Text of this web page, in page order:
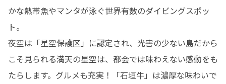
かな熱帯魚やマンタが泳ぐ世界有数のダイビングスポッ
ト。
夜空は「星空保護区」に認定され、光害の少ない島だから
こそ見られる満天の星空は、都会では味わえない感動をも
たらします。グルメも充実！「石垣牛」は濃厚な味わいで